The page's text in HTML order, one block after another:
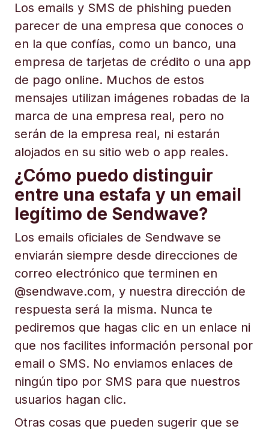
Los emails y SMS de phishing pueden
parecer de una empresa que conoces o
en la que confías, como un banco, una
empresa de tarjetas de crédito o una app
de pago online. Muchos de estos
mensajes utilizan imágenes robadas de la
marca de una empresa real, pero no
serán de la empresa real, ni estarán
alojados en su sitio web o app reales.
¿Cómo puedo distinguir
entre una estafa y un email
legítimo de Sendwave?
Los emails oficiales de Sendwave se
enviarán siempre desde direcciones de
correo electrónico que terminen en
@sendwave.com, y nuestra dirección de
respuesta será la misma. Nunca te
pediremos que hagas clic en un enlace ni
que nos facilites información personal por
email o SMS. No enviamos enlaces de
ningún tipo por SMS para que nuestros
usuarios hagan clic.
Otras cosas que pueden sugerir que se